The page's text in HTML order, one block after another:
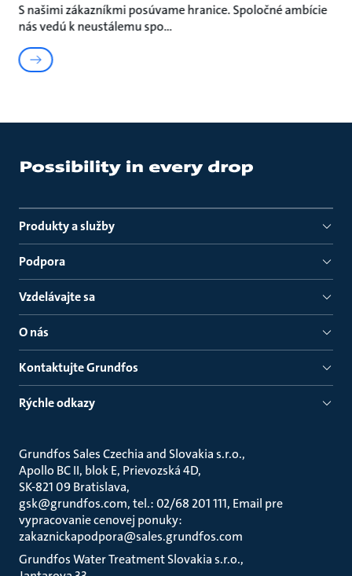
S našimi zákazníkmi posúvame hranice. Spoločné ambície
nás vedú k neustálemu spo
Produkty a služby
Podpora
Vzdelávajte sa
O nás
Kontaktujte Grundfos
Rýchle odkazy
Grundfos Sales Czechia and Slovakia s.r.o.
Apollo BC II, blok E, Prievozská 4D
SK-821 09 Bratislava
gsk@grundfos.com, tel.: 02/68 201 111, Email pre
vypracovanie cenovej ponuky:
zakaznickapodpora@sales.grundfos.com
Grundfos Water Treatment Slovakia s.r.o.